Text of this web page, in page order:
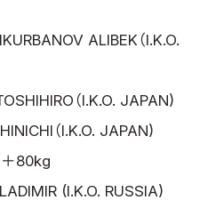
ALIBEK（I.K.O.
（I.K.O. JAPAN)
（I.K.O. JAPAN)
80kg
(I.K.O. RUSSIA)